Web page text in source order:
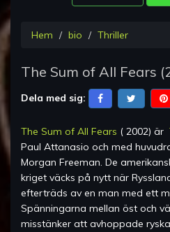
Hem bio Thriller
The Sum of All Fears (
Dela med sig:
The Sum of All Fears ( 2002) är
Paul Attanasio och med
Morgan Freeman. De
kriget väcks på nytt när
efterträds av en man med ett
Spänningarna mellan öst och
misstänker att avhoppade